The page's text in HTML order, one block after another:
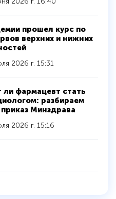
фармацевт стать
разбираем
Минздрава
2026 г. 15:16
прошел курс по
верхних и нижних
2026 г. 15:31